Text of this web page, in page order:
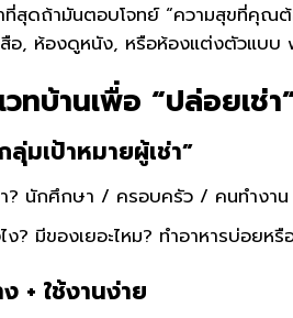
ที่สุดถ้ามันตอบโจทย์ “ความสุขที่คุณต้
สือ, ห้องดูหนัง, หรือห้องแต่งตัวแบบ
วทบ้านเพื่อ “ปล่อยเ
ลุ่มเป้าหมายผู้เช่า”
า? นักศึกษา / ครอบครัว / คนทำงาน
ง? มีของเยอะไหม? ทำอาหารบ่อยหรื
+ ใช้งานง่าย